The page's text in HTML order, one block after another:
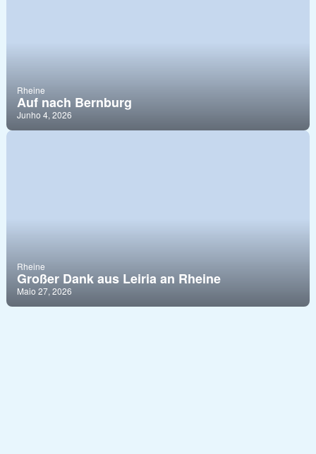
Rheine
Auf nach Bernburg
Junho 4, 2026
Rheine
Großer Dank aus Leiria an Rheine
Maio 27, 2026